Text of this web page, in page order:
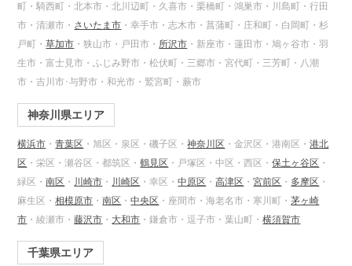
町・騎西町・北本市・北川辺町・久喜市・栗橋町・鴻巣市・川島町・行田
市・清瀬市・ さいたま市 ・幸手市・志木市・菖蒲町・庄和町・白岡町・杉
戸町・草加市 ・狭山市・戸田市・ 所沢市 ・新座市・蓮田市・鳩ヶ谷市・羽
生市・富士見市・ふじみ野市・松伏町・三郷市・宮代町・三芳町・八潮
市・吉川市･与野市・和光市・鷲宮町・蕨市
神奈川県エリア
横浜市 ・青葉区 ・旭区・泉区・磯子区・神奈川区 ・金沢区・港南区・港北
区 ・栄区・瀬谷区・都筑区・鶴見区 ・戸塚区・中区・西区・保土ヶ谷区 ・
緑区・南区 ・ 川崎市 ・ 川崎区 ・幸区・中原区 ・高津区 ・宮前区 ・ 多摩区 ・
麻生区・相模原市 ・南区 ・中央区 ・座間市・海老名市・寒川町・茅ヶ崎
市 ・綾瀬市・藤沢市 ・ 大和市 ・鎌倉市・逗子市・葉山町・横須賀市
千葉県エリア